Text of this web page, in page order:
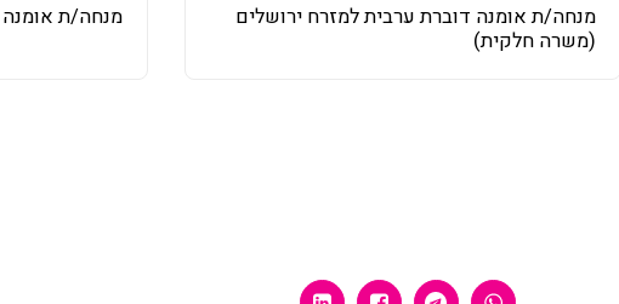
מנחה/ת אומנה דוברת ערבית למזרח ירושלים
(משרה חלקית)
מנחה/ת אומנה